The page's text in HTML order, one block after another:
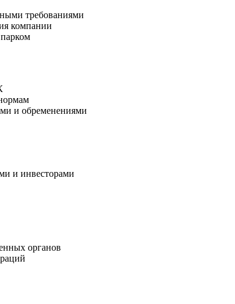
требованиями
компании
и обременениями
и инвесторами
органов